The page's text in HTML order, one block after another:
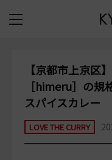
【京都市上京区
［himeru］の
スパイスカレー
LOVE THE CURRY